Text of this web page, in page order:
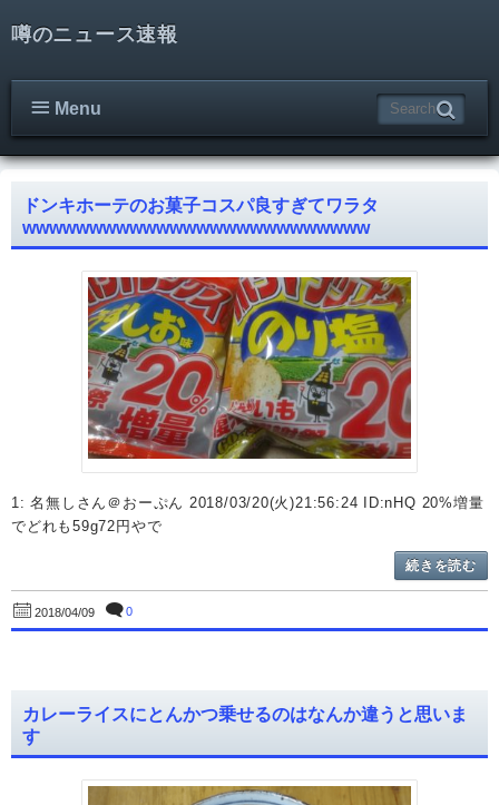
噂のニュース速報
Menu
ドンキホーテのお菓子コスパ良すぎてワラタ
wwwwwwwwwwwwwwwwwwwwwwwwww
1: 名無しさん＠おーぷん 2018/03/20(火)21:56:24 ID:nHQ 20%増量
でどれも59g72円やで
続きを読む
2018/04/09 0
カレーライスにとんかつ乗せるのはなんか違うと思いま
す